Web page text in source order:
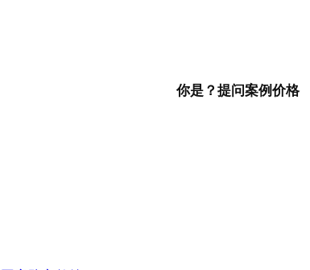
你是？ 提问案例价格